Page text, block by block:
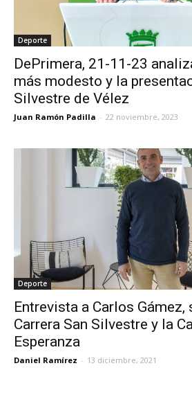
Deporte
DePrimera, 21-11-23
más modesto y la
Silvestre de Vélez
Juan Ramón Padilla - 22 noviembre, 2023
Deporte
Entrevista a Carlos Gámez,
Carrera San Silvestre y la
Esperanza
Daniel Ramírez - 13 diciembre, 2021